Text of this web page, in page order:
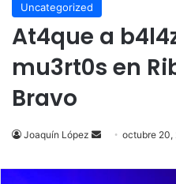
Uncategorized
At4que a
mu3rt0s en
Bravo
Joaquín López
Send
email
octubre 20,